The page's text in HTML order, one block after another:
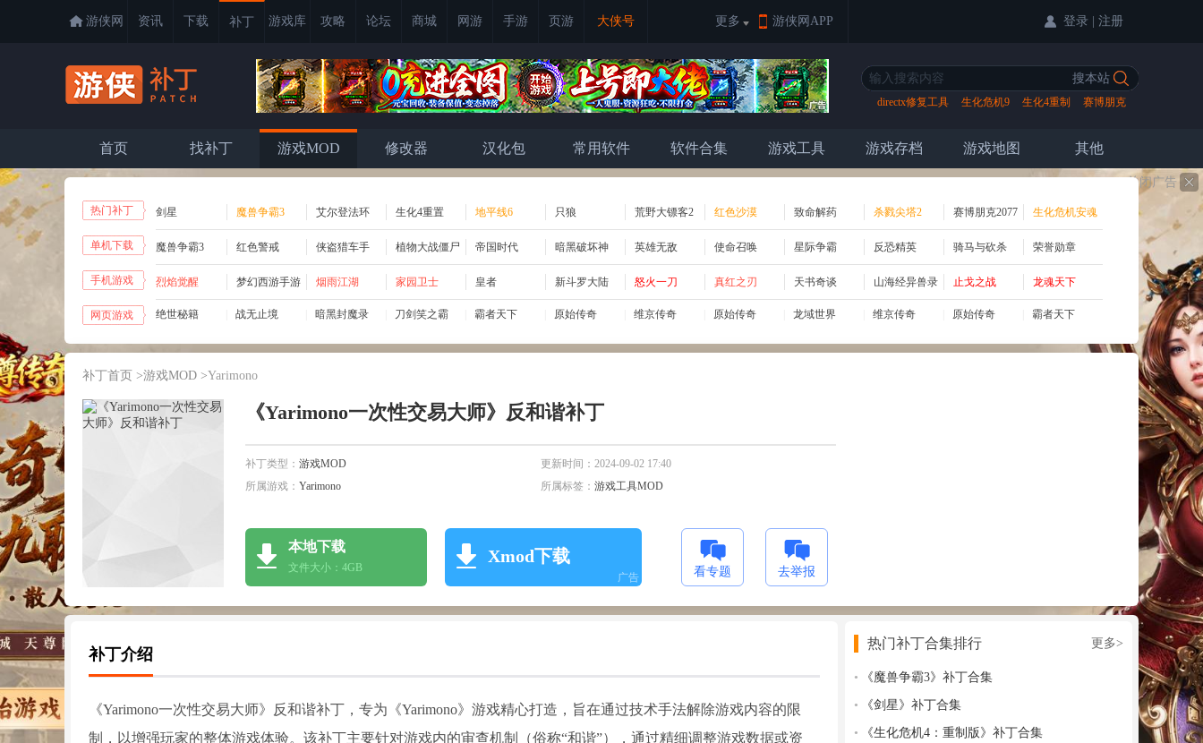
关闭广告
游侠网 资讯 下载 补丁 游戏库 攻略 论坛 商城 网游 手游 页游 大侠号 更多 游侠网APP 登录 | 注册
directx修复工具 生化危机9 生化4重制
赛博朋克
首页 找补丁 游戏MOD 修改器 汉化包 常用软件 软件合集 游戏工具 游戏存档 游戏地图 其他
热门补丁 剑星 魔兽争霸3 艾尔登法环 生化4重置 地平线6 只狼 荒野大镖客2 红色沙漠 致命解药 杀戮尖塔2 赛博朋克2077
生化危机安魂
曲
单机下载
魔兽争霸3 红色警戒 侠盗猎车手 植物大战僵尸 帝国时代 暗黑破坏神 英雄无敌 使命召唤 星际争霸 反恐精英 骑马与砍杀 荣誉勋章
手机游戏 烈焰觉醒 梦幻西游手游 烟雨江湖 家园卫士 皇者 新斗罗大陆 怒火一刀 真红之刃 天书奇谈 山海经异兽录 止戈之战 龙魂天下
网页游戏 绝世秘籍 战无止境 暗黑封魔录 刀剑笑之霸 霸者天下 原始传奇 维京传奇 原始传奇 龙域世界 维京传奇 原始传奇
霸者天下
补丁首页 >游戏MOD >Yarimono
《Yarimono一次性交易大师》反和谐补丁
补丁类型： 游戏MOD 更新时间： 2024-09-02 17:40
所属游戏： Yarimono 所属标签： 游戏工具MOD
本地下载
文件大小：4GB
Xmod下载
广告 看专题 去举报
补丁介绍
《Yarimono一次性交易大师》反和谐补丁，专为《Yarimono》游戏精心打造，旨在通过技术手法解除游戏内容的限
制，以增强玩家的整体游戏体验。该补丁主要针对游戏内的审查机制（俗称“和谐”），通过精细调整游戏数据或资
热门补丁合集排行 更多>
《魔兽争霸3》补丁合集
《剑星》补丁合集
《生化危机4：重制版》补丁合集